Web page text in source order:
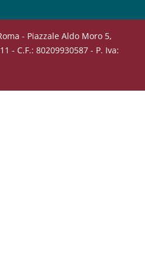
- Piazzale Aldo Moro 5,
- C.F.: 80209930587 - P. Iva: